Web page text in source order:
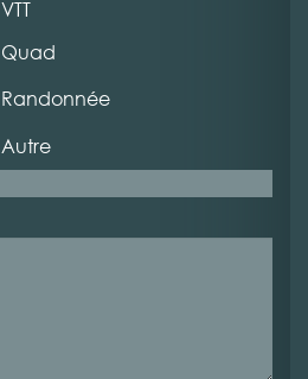
VTT
Quad
Randonnée
Autre